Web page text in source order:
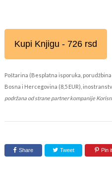
Kupi Knjigu - 726 rsd
Poštarina (Besplatna isporuka,
Bosna i Hercegovina (8,5 EUR),
podržana od strane partner kompanije
Share Tweet Pin it